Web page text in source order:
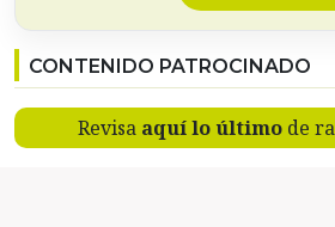
CONTENIDO PATROCINADO
Revisa aquí lo últimode